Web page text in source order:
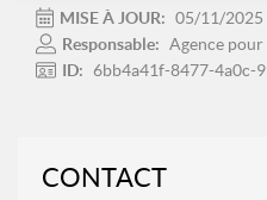
MISE À JOUR: 05/11/2025
Responsable: Agence
ID:
6bb4a41f-8477-4a0c-
CONTACT